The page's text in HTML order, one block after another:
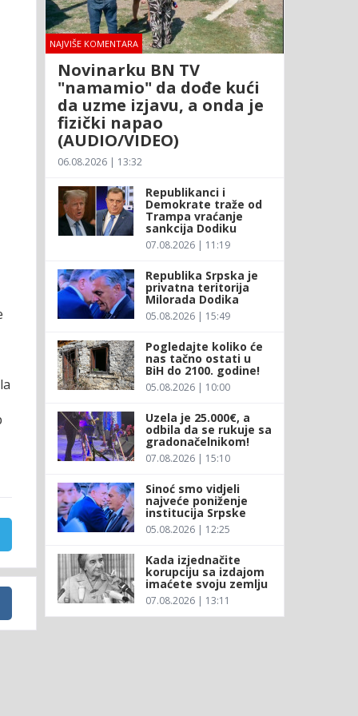
NAJVIŠE KOMENTARA
Novinarku BN TV
"namamio" da dođe kući
da uzme izjavu, a onda je
fizički napao
(AUDIO/VIDEO)
06.08.2026 | 13:32
Republikanci i
Demokrate traže od
Trampa vraćanje
sankcija Dodiku
07.08.2026 | 11:19
Republika Srpska je
privatna teritorija
Milorada Dodika
05.08.2026 | 15:49
Pogledajte koliko će
nas tačno ostati u
BiH do 2100. godine!
05.08.2026 | 10:00
Uzela je 25.000€, a
odbila da se rukuje sa
gradonačelnikom!
07.08.2026 | 15:10
Sinoć smo vidjeli
najveće poniženje
institucija Srpske
05.08.2026 | 12:25
Kada izjednačite
korupciju sa izdajom
imaćete svoju zemlju
07.08.2026 | 13:11